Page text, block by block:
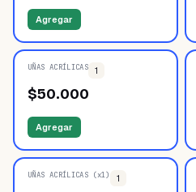
Agregar
UÑAS ACRÍLICAS 1
$50.000
Agregar
UÑAS ACRÍLICAS (x1) 1